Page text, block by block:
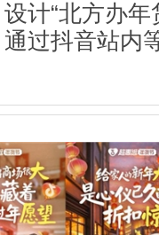
计“北方办年
过抖音站内